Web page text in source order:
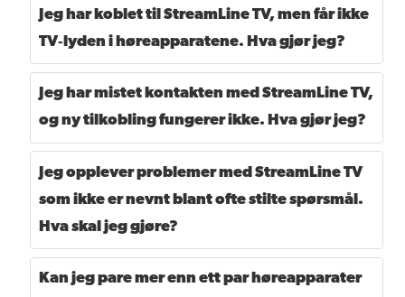
Jeg har koblet til StreamLine TV, men får ikke
TV‑lyden i høreapparatene. Hva gjør jeg?
Jeg har mistet kontakten med StreamLine TV,
og ny tilkobling fungerer ikke. Hva gjør jeg?
Jeg opplever problemer med StreamLine TV
som ikke er nevnt blant ofte stilte spørsmål.
Hva skal jeg gjøre?
Kan jeg pare mer enn ett par høreapparater